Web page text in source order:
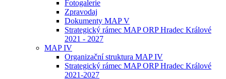
Fotogalerie
Zpravodaj
Dokumenty MAP V
Strategický rámec MAP ORP Hradec Králové
2021 - 2027
MAP IV
Organizační struktura MAP IV
Strategický rámec MAP ORP Hradec Králové
2021-2027